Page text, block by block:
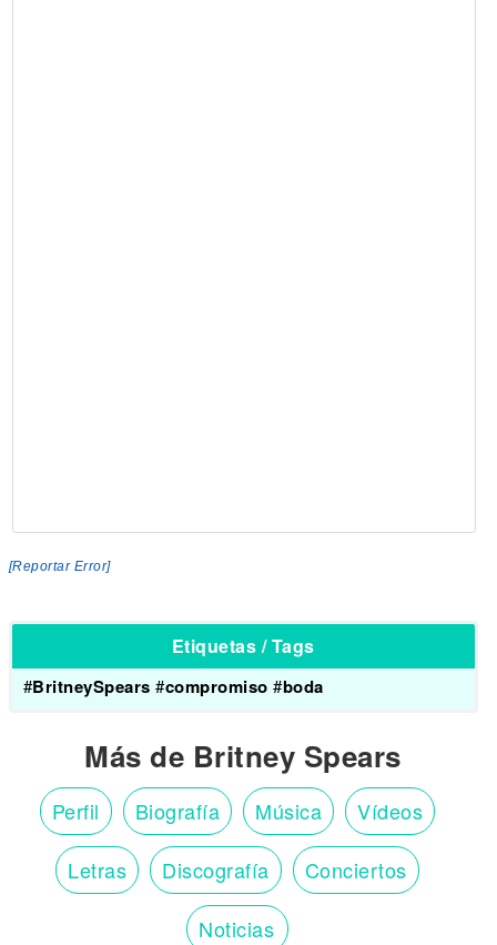
[Reportar Error]
Etiquetas / Tags
#BritneySpears #compromiso #boda
Más de Britney Spears
Perfil Biografía Música Vídeos
Letras Discografía Conciertos
Noticias